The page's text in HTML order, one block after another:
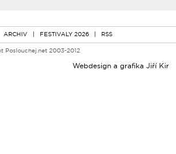
ARCHIV | FESTIVALY 2026 | RSS
Poslouchej.net 2003-2012
Webdesign a grafika Jiří Kir